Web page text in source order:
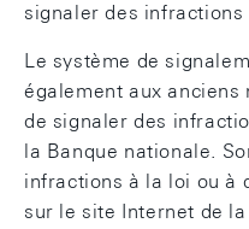
signaler des
Le système de
également aux anciens
de signaler des
la Banque nationale.
infractions à la loi ou à
sur le site Internet de